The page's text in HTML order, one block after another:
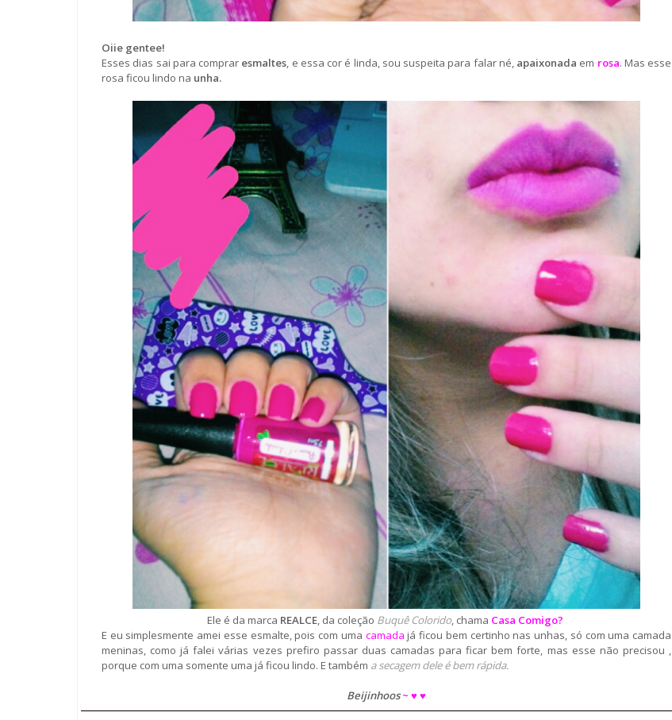
Oiie gentee!
Esses dias sai para comprar esmaltes, e essa cor é linda, sou suspeita para falar né, apaixonada em rosa. Mas esse
rosa ficou lindo na unha.
Ele é da marca REALCE, da coleção Buquê Colorido, chama Casa Comigo?
E eu simplesmente amei esse esmalte, pois com uma camada já ficou bem certinho nas unhas, só com uma camada
meninas, como já falei várias vezes prefiro passar duas camadas para ficar bem forte, mas esse não precisou ,
porque com uma somente uma já ficou lindo. E também a secagem dele é bem rápida.
Beijinhoos~ ♥ ♥